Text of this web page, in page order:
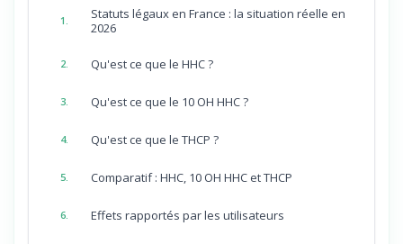
1.
Statuts légaux en France : la situation réelle en
2026
2. Qu'est ce que le HHC ?
3. Qu'est ce que le 10 OH HHC ?
4. Qu'est ce que le THCP ?
5. Comparatif : HHC, 10 OH HHC et THCP
6. Effets rapportés par les utilisateurs